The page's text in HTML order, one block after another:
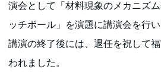
演会として「材料現象のメカニズ
ッチボール」を演題に講演会を行い
講演の終了後には、退任を祝して
われました。